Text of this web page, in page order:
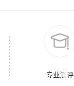
专业测评